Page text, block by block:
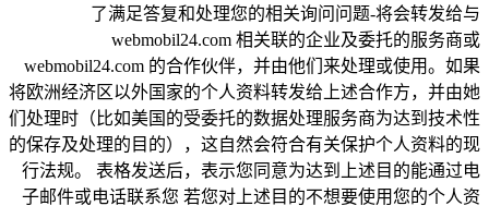
了满足答复和处理您的相关询问问题-将会转发给与
webmobil24.com 相关联的企业及委托的服务商或
webmobil24.com 的合作伙伴，并由他们来处理或使用。如果
将欧洲经济区以外国家的个人资料转发给上述合作方，并由她
们处理时（比如美国的受委托的数据处理服务商为达到技术性
的保存及处理的目的），这自然会符合有关保护个人资料的现
行法规。 表格发送后，表示您同意为达到上述目的能通过电
子邮件或电话联系您 若您对上述目的不想要使用您的个人资